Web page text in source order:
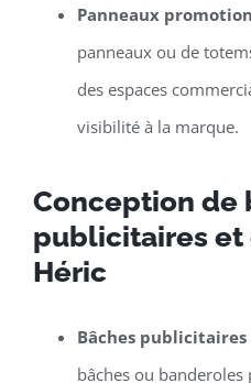
Panneaux
panneaux ou de
des espaces
visibilité à la marque.
Conception de
publicitaires et
Héric
Bâches publicitaires
bâches ou